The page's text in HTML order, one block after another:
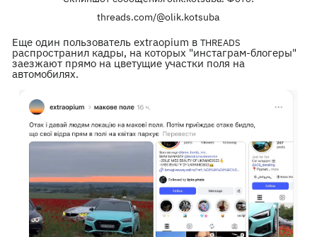
threads.com/@olik.kotsuba
Еще один пользователь extraopium вTHREADS
распространил кадры, на которых "инстаграм-блогеры"
заезжают прямо на цветущие участки поля на
автомобилях.